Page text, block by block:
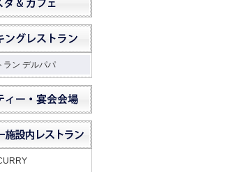
ラン デルパパ